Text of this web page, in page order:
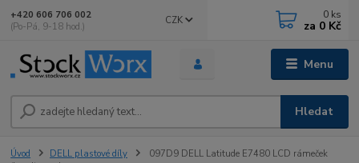
Menu
CZK
Hledat
+420 606 706 002
(Po-Pá, 9-18 hod.)
0 ks
za 0 Kč
Úvod DELL plastové díly
097D9 DELL Latitude E7480 LCD rámeček